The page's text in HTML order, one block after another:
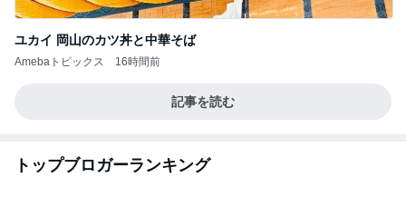
ユカイ 岡山のカツ丼と中華そば
Amebaトピックス 16時間前
記事を読む
トップブロガーランキング